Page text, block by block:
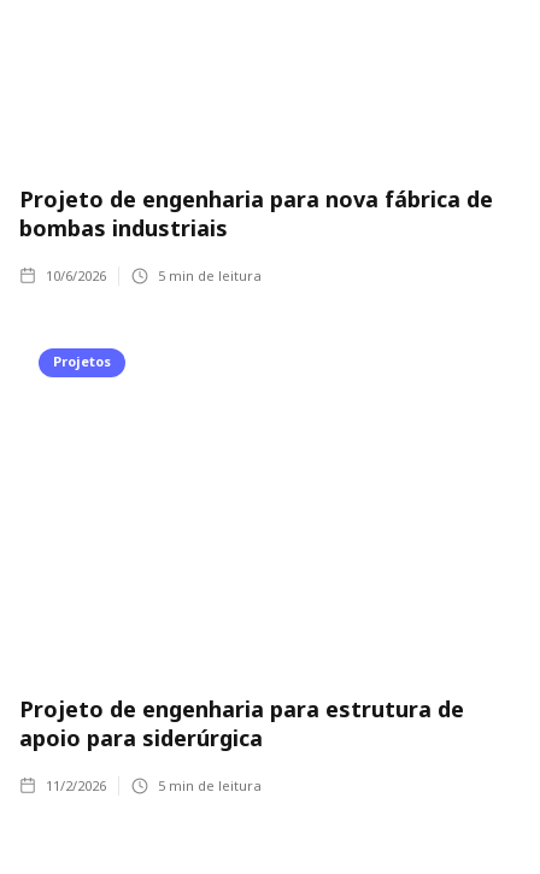
Projeto de engenharia para nova fábrica de
bombas industriais
10/6/2026 5 min de leitura
Projetos
Projeto de engenharia para estrutura de
apoio para siderúrgica
11/2/2026 5 min de leitura